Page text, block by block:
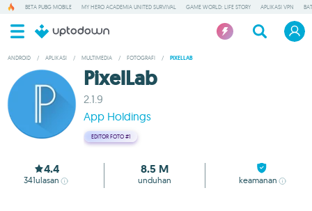
BETA PUBG MOBILE MY HERO ACADEMIA UNITED SURVIVAL GAME WORLD: LIFE STORY APLIKASI VPN
ANDROID / APLIKASI / MULTIMEDIA / FOTOGRAFI / PIXELLAB
PixelLab
2.1.9
App Holdings
EDITOR FOTO #1
4.4
341ulasan
8.5 M
unduhan keamanan